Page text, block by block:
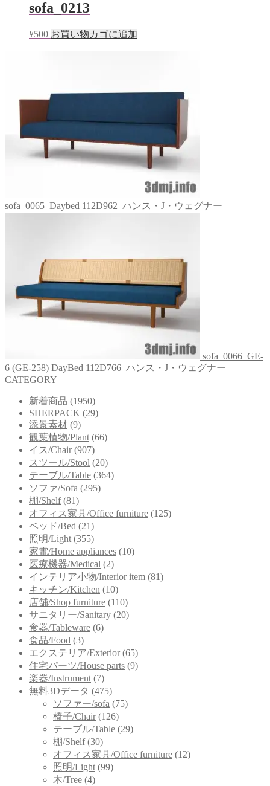
sofa_0213
¥500 お買い物カゴに追加
sofa_0065_Daybed 112D962_ハンス・J・ウェグナー
sofa_0066_GE-
6 (GE-258) DayBed 112D766_ハンス・J・ウェグナー
CATEGORY
新着商品 (1950)
SHERPACK (29)
添景素材 (9)
観葉植物/Plant (66)
イス/Chair (907)
スツール/Stool (20)
テーブル/Table (364)
ソファ/Sofa (295)
棚/Shelf (81)
オフィス家具/Office furniture (125)
ベッド/Bed (21)
照明/Light (355)
家電/Home appliances (10)
医療機器/Medical (2)
インテリア小物/Interior item (81)
キッチン/Kitchen (10)
店舗/Shop furniture (110)
サニタリー/Sanitary (20)
食器/Tableware (6)
食品/Food (3)
エクステリア/Exterior (65)
住宅パーツ/House parts (9)
楽器/Instrument (7)
無料3Dデータ (475)
ソファー/sofa (75)
椅子/Chair (126)
テーブル/Table (29)
棚/Shelf (30)
オフィス家具/Office furniture (12)
照明/Light (99)
木/Tree (4)